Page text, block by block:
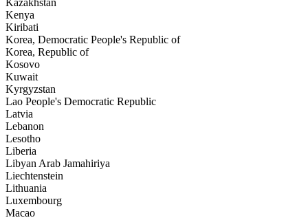
Kenya
Kiribati
Korea, Democratic People's Republic of
Korea, Republic of
Kosovo
Kuwait
Kyrgyzstan
Lao People's Democratic Republic
Latvia
Lebanon
Lesotho
Liberia
Libyan Arab Jamahiriya
Liechtenstein
Lithuania
Luxembourg
Macao